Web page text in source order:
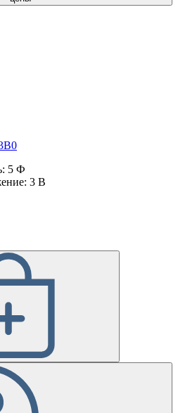
5 Ф
3 В